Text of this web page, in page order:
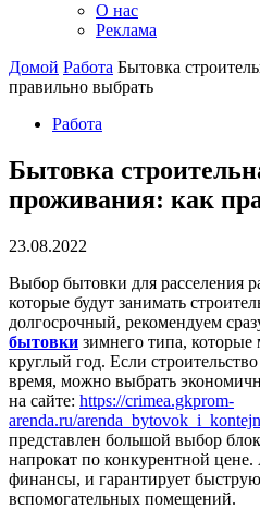
О нас
Реклама
Домой Работа Бытовка
правильно выбрать
Работа
Бытовка
проживания: как
23.08.2022
Выбор бытовки для расселения
которые будут занимать
долгосрочный, рекомендуем
бытовки зимнего типа, которые
круглый год. Если
время, можно выбрать
на сайте: https://crimea.gkprom-
arenda.ru/
представлен большой выбор
напрокат по конкурентной
финансы, и гарантирует
вспомогательных помещений.